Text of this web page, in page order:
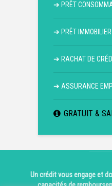
➔ PRÊT
➔ PRÊT IMMOBILIER
➔ RACHAT DE
➔ ASSURANCE
GRATUIT &
Un crédit vous engage et
capacités de